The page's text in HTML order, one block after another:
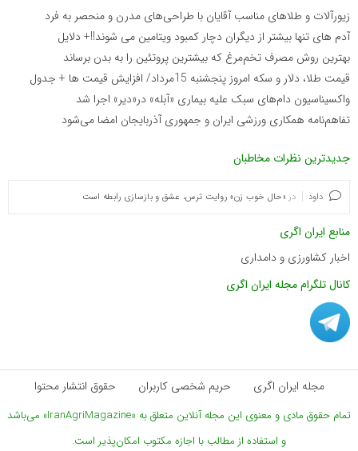
زیورآلات و طلاهای مناسب آقایان با طراحی‌های مدرن و منحصر به فرد
آدم های تنها بیشتر از دیگران دچار کمبود ویتامین می شوند!!+ دلایل
بهترین روش مصرف تخم‌مرغ که بیشترین پروتئین را به بدن برساند
قیمت طلا، دلار و سکه امروز پنجشنبه 15مرداد/ افزایش قیمت ها + جدول
واکسیناسیون دام‌های سبک علیه بیماری «آبله» در«دیر» اجرا شد
تفاهم‌نامه همکاری ورزشی ایران و جمهوری آذربایجان امضا می‌شود
جدیدترین نظرات مخاطبان
داود در «حال خوب زن» روایت ترس، عشق و بازسازی رابطه است
منابع ایران اگری
اخبار کشاورزی و دامداری
کانال تلگرام مجله ایران اگری
مجله ایران اگری حریم شخصی کاربران حقوق انتشار محتوا
تمام حقوق مادی و معنوی این مجله آنلاین متعلق به «IranAgriMagazine» می‌باشد
و استفاده از مطالب با اجازه مکتوب امکان‌پذیر است.